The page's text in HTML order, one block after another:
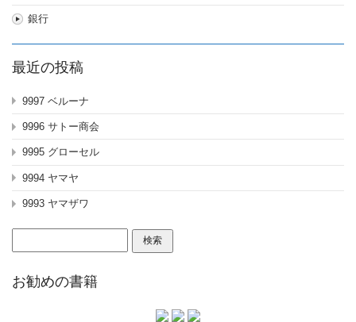
銀行
最近の投稿
9997 ベルーナ
9996 サトー商会
9995 グローセル
9994 ヤマヤ
9993 ヤマザワ
索:
お勧めの書籍